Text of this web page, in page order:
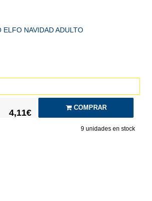
NAVIDAD ADULTO
4,11€
COMPRAR
9unidades en stock